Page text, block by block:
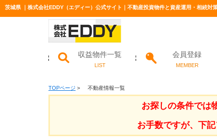
茨城県 ｜株式会社EDDY（エディー）公式サイト｜不動産投資物件と資産運用・相続対
収益物件一覧
LIST
会員登録
MEMBER
TOPページ > 不動産情報一覧
お探しの条件では
お手数ですが、下